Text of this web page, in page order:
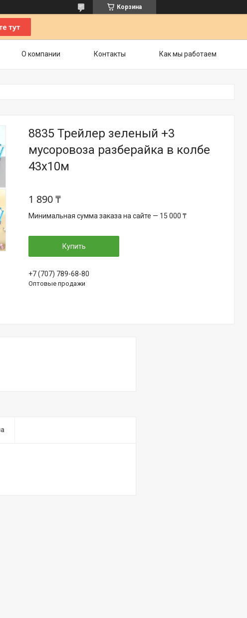
Корзина
О компании Контакты Как мы работаем
8835 Трейлер зеленый +3
мусоровоза разберайка в колбе
43х10м
1 890 ₸
Минимальная сумма заказа на сайте — 15 000 ₸
Купить
+7 (707) 789-68-80
Оптовые продажи